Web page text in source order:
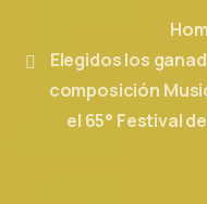
Elegidos los
composición
el 65° Festival